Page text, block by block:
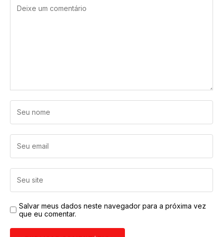
Salvar meus dados neste navegador para a próxima vez
que eu comentar.